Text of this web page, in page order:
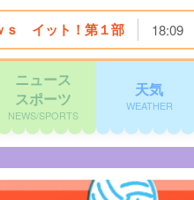
ｓ イット！第１部 18:09
ニュース
スポーツ
NEWS/SPORTS
天気
WEATHER